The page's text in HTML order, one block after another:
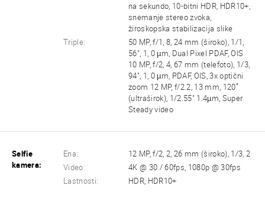
na sekundo, 10-bitni HDR, HDR10+,
snemanje stereo zvoka,
žiroskopska stabilizacija slike
Triple:
50 MP, f/1, 8, 24 mm (široko), 1/1,
56", 1, 0 µm, Dual Pixel PDAF, OIS
10 MP, f/2, 4, 67 mm (telefoto), 1/3,
94", 1, 0 µm, PDAF, OIS, 3x optični
zoom 12 MP, f/2.2, 13 mm, 120˚
(ultraširok), 1/2.55" 1.4µm, Super
Steady video
Selfie
kamera:
Ena:
12 MP, f/2, 2, 26 mm (široko), 1/3, 2
Video:
4K @ 30 / 60fps, 1080p @ 30fps
Lastnosti:
HDR, HDR10+